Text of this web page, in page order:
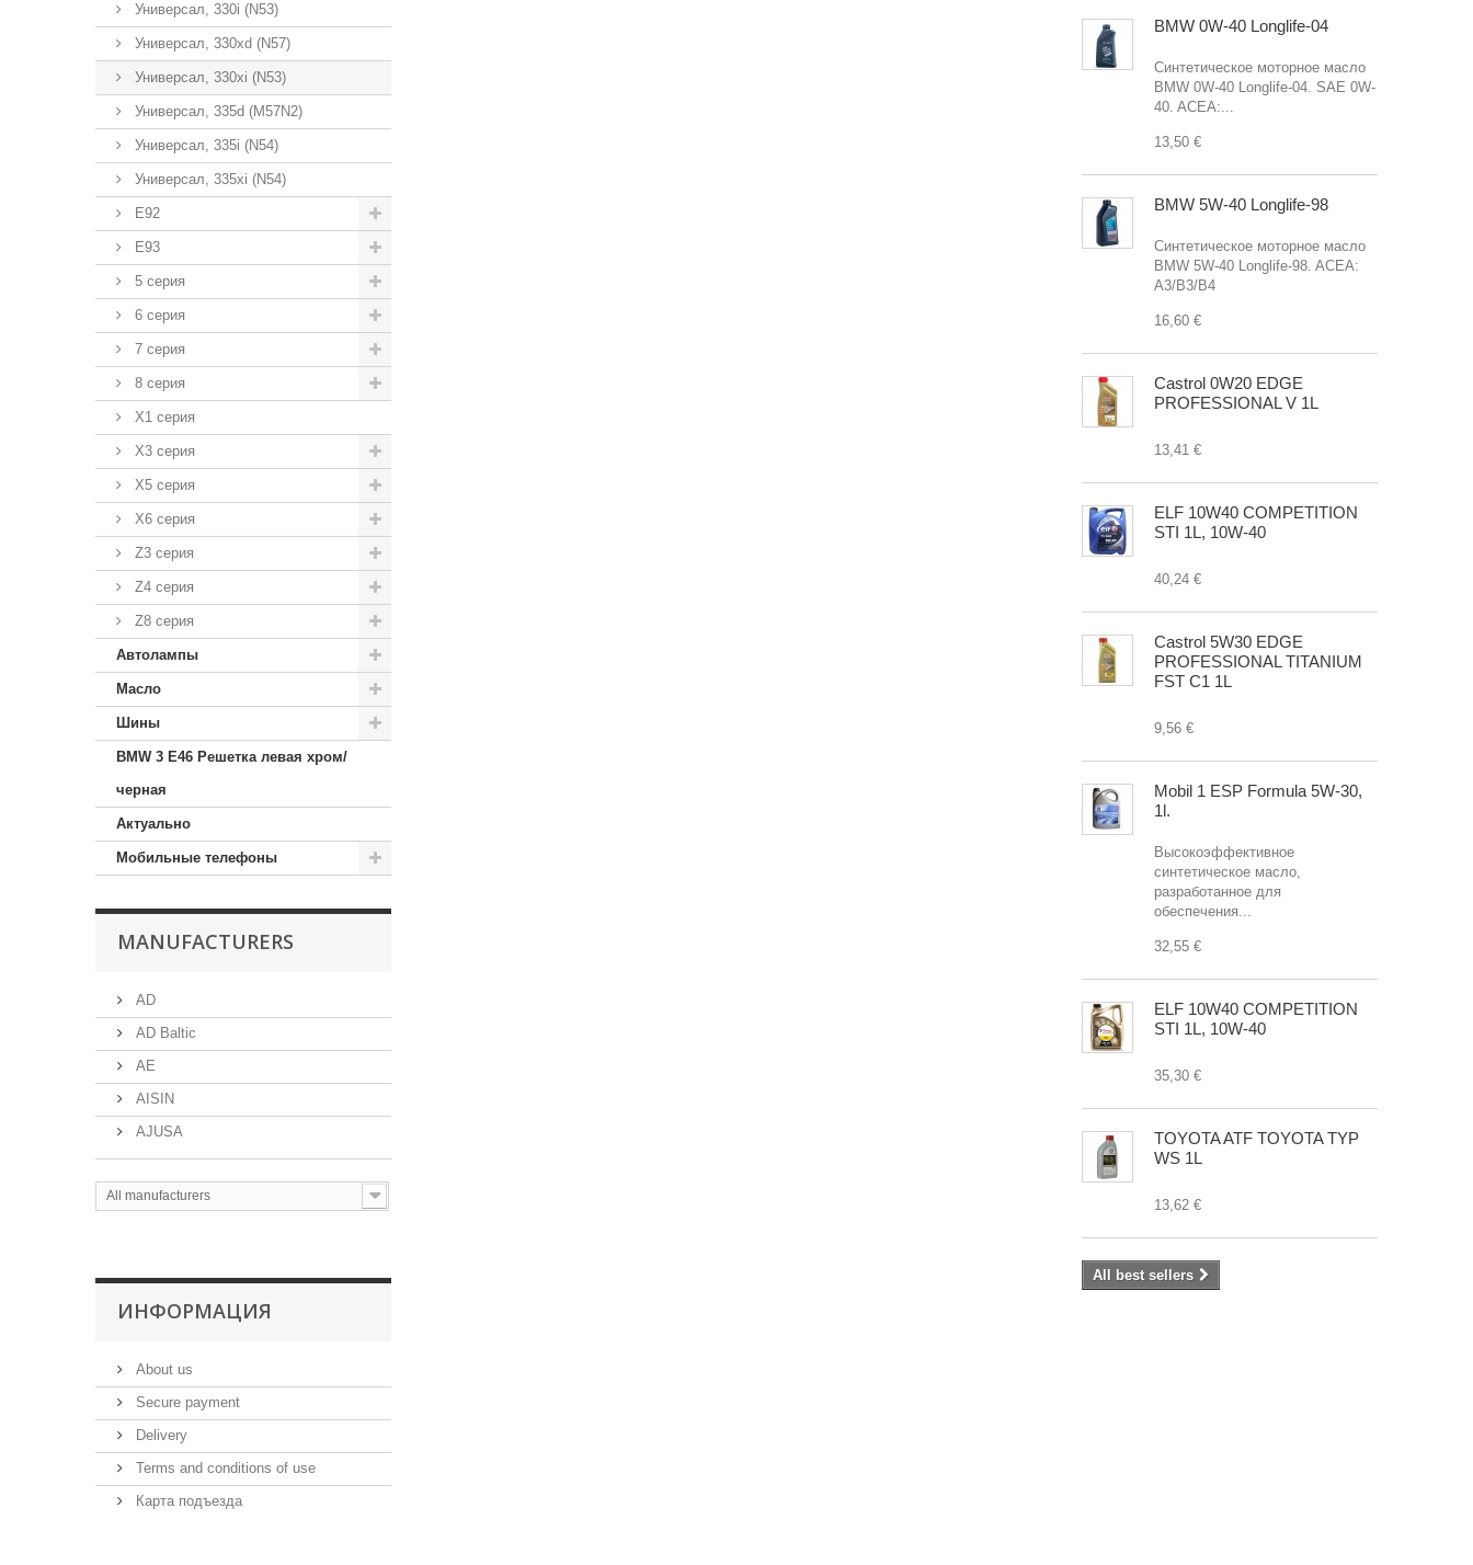
Универсал, 330i (N53)
Универсал, 330xd (N57)
Универсал, 330xi (N53)
Универсал, 335d (M57N2)
Универсал, 335i (N54)
Универсал, 335xi (N54)
E92
E93
5 серия
6 серия
7 серия
8 серия
X1 серия
X3 серия
X5 серия
X6 серия
Z3 серия
Z4 серия
Z8 серия
Автолампы
Масло
Шины
BMW 3 E46 Решетка левая хром/
черная
Актуально
Мобильные телефоны
MANUFACTURERS
AD
AD Baltic
AE
AISIN
AJUSA
All manufacturers
ИНФОРМАЦИЯ
About us
Secure payment
Delivery
Terms and conditions of use
Карта подъезда
BMW 0W-40 Longlife-04
Синтетическое моторное масло
BMW 0W-40 Longlife-04. SAE 0W-
40. ACEA:...
13,50 €
BMW 5W-40 Longlife-98
Синтетическое моторное масло
BMW 5W-40 Longlife-98. ACEA:
A3/B3/B4
16,60 €
Castrol 0W20 EDGE
PROFESSIONAL V 1L
13,41 €
ELF 10W40 COMPETITION
STI 1L, 10W-40
40,24 €
Castrol 5W30 EDGE
PROFESSIONAL TITANIUM
FST C1 1L
9,56 €
Mobil 1 ESP Formula 5W-30,
1l.
Высокоэффективное
синтетическое масло,
разработанное для
обеспечения...
32,55 €
ELF 10W40 COMPETITION
STI 1L, 10W-40
35,30 €
TOYOTA ATF TOYOTA TYP
WS 1L
13,62 €
All best sellers